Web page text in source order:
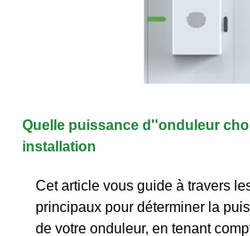
Quelle puissance d''onduleur
installation
Cet article vous guide à travers
principaux pour déterminer la
de votre onduleur, en tenant